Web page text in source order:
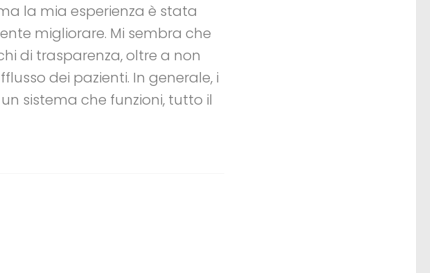
la mia esperienza è stata
migliorare. Mi sembra che
di trasparenza, oltre a non
dei pazienti. In generale, i
sistema che funzioni, tutto il